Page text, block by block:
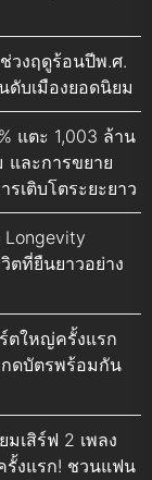
ช่วงฤดูร้อนปีพ.ศ.
ดับเมืองยอดนิยม
แตะ 1,003 ล้าน
และการขยาย
เติบโตระยะยาว
Longevity
ตที่ยืนยาวอย่าง
ตใหญ่ครั้งแรก
กดบัตรพร้อมกัน
มเสิร์ฟ 2 เพลง
รั้งแรก! ชวนแฟน